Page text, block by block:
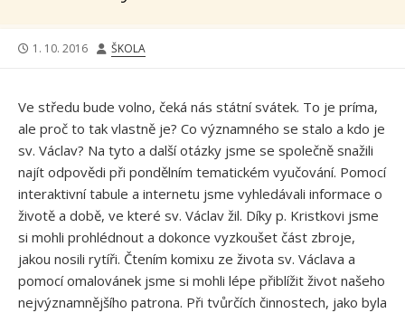
PUBLISHED
1. 10. 2016 AUTHOR
ŠKOLA
Ve středu bude volno, čeká nás státní svátek. To je príma,
ale proč to tak vlastně je? Co významného se stalo a kdo je
sv. Václav? Na tyto a další otázky jsme se společně snažili
najít odpovědi při pondělním tematickém vyučování. Pomocí
interaktivní tabule a internetu jsme vyhledávali informace o
životě a době, ve které sv. Václav žil. Díky p. Kristkovi jsme
si mohli prohlédnout a dokonce vyzkoušet část zbroje,
jakou nosili rytíři. Čtením komixu ze života sv. Václava a
pomocí omalovánek jsme si mohli lépe přiblížit život našeho
nejvýznamnějšího patrona. Při tvůrčích činnostech, jako byla